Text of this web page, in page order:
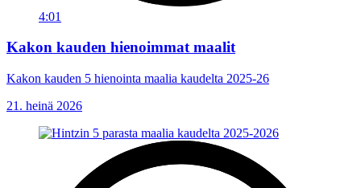
4:01
Kakon kauden hienoimmat maalit
Kakon kauden 5 hienointa maalia kaudelta 2025-26
21. heinä 2026